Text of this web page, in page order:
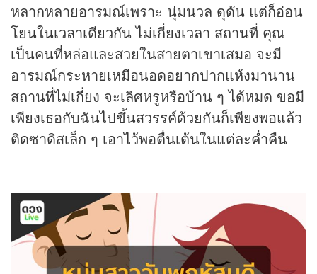
หลากหลายอารมณ์เพราะ นุ่มนวล ดุดัน แต่ก็อ่อน
โยนในเวลาเดียวกัน ไม่เกี่ยงเวลา สถานที่ คุณ
เป็นคนที่หล่อและสวยในสายตาเขาเสมอ จะมี
อารมณ์กระหายเหมือนอดอยากปากแห้งมานาน
สถานที่ไม่เกี่ยง จะเลิศหรูหรือบ้าน ๆ ได้หมด ขอมี
เพียงเธอกับฉันไปขึ้นสวรรค์ด้วยกันก็เพียงพอแล้ว
ติดซาดิสเล็ก ๆ เอาไว้พอตื่นเต้นในแต่ละค่ำคืน